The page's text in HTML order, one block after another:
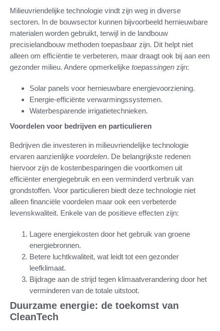
Milieuvriendelijke technologie vindt zijn weg in diverse
sectoren. In de bouwsector kunnen bijvoorbeeld hernieuwbare
materialen worden gebruikt, terwijl in de landbouw
precisielandbouw methoden toepasbaar zijn. Dit helpt niet
alleen om efficiëntie te verbeteren, maar draagt ook bij aan een
gezonder milieu. Andere opmerkelijke toepassingen zijn:
Solar panels voor hernieuwbare energievoorziening.
Energie-efficiënte verwarmingssystemen.
Waterbesparende irrigatietechnieken.
Voordelen voor bedrijven en particulieren
Bedrijven die investeren in milieuvriendelijke technologie
ervaren aanzienlijke voordelen. De belangrijkste redenen
hiervoor zijn de kostenbesparingen die voortkomen uit
efficiënter energiegebruik en een verminderd verbruik van
grondstoffen. Voor particulieren biedt deze technologie niet
alleen financiële voordelen maar ook een verbeterde
levenskwaliteit. Enkele van de positieve effecten zijn:
Lagere energiekosten door het gebruik van groene
energiebronnen.
Betere luchtkwaliteit, wat leidt tot een gezonder
leefklimaat.
Bijdrage aan de strijd tegen klimaatverandering door het
verminderen van de totale uitstoot.
Duurzame energie: de toekomst van
CleanTech